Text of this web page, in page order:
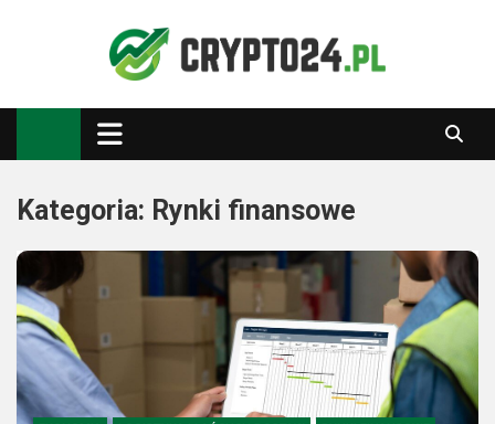
Crypto24.pl
Kategoria: Rynki finansowe